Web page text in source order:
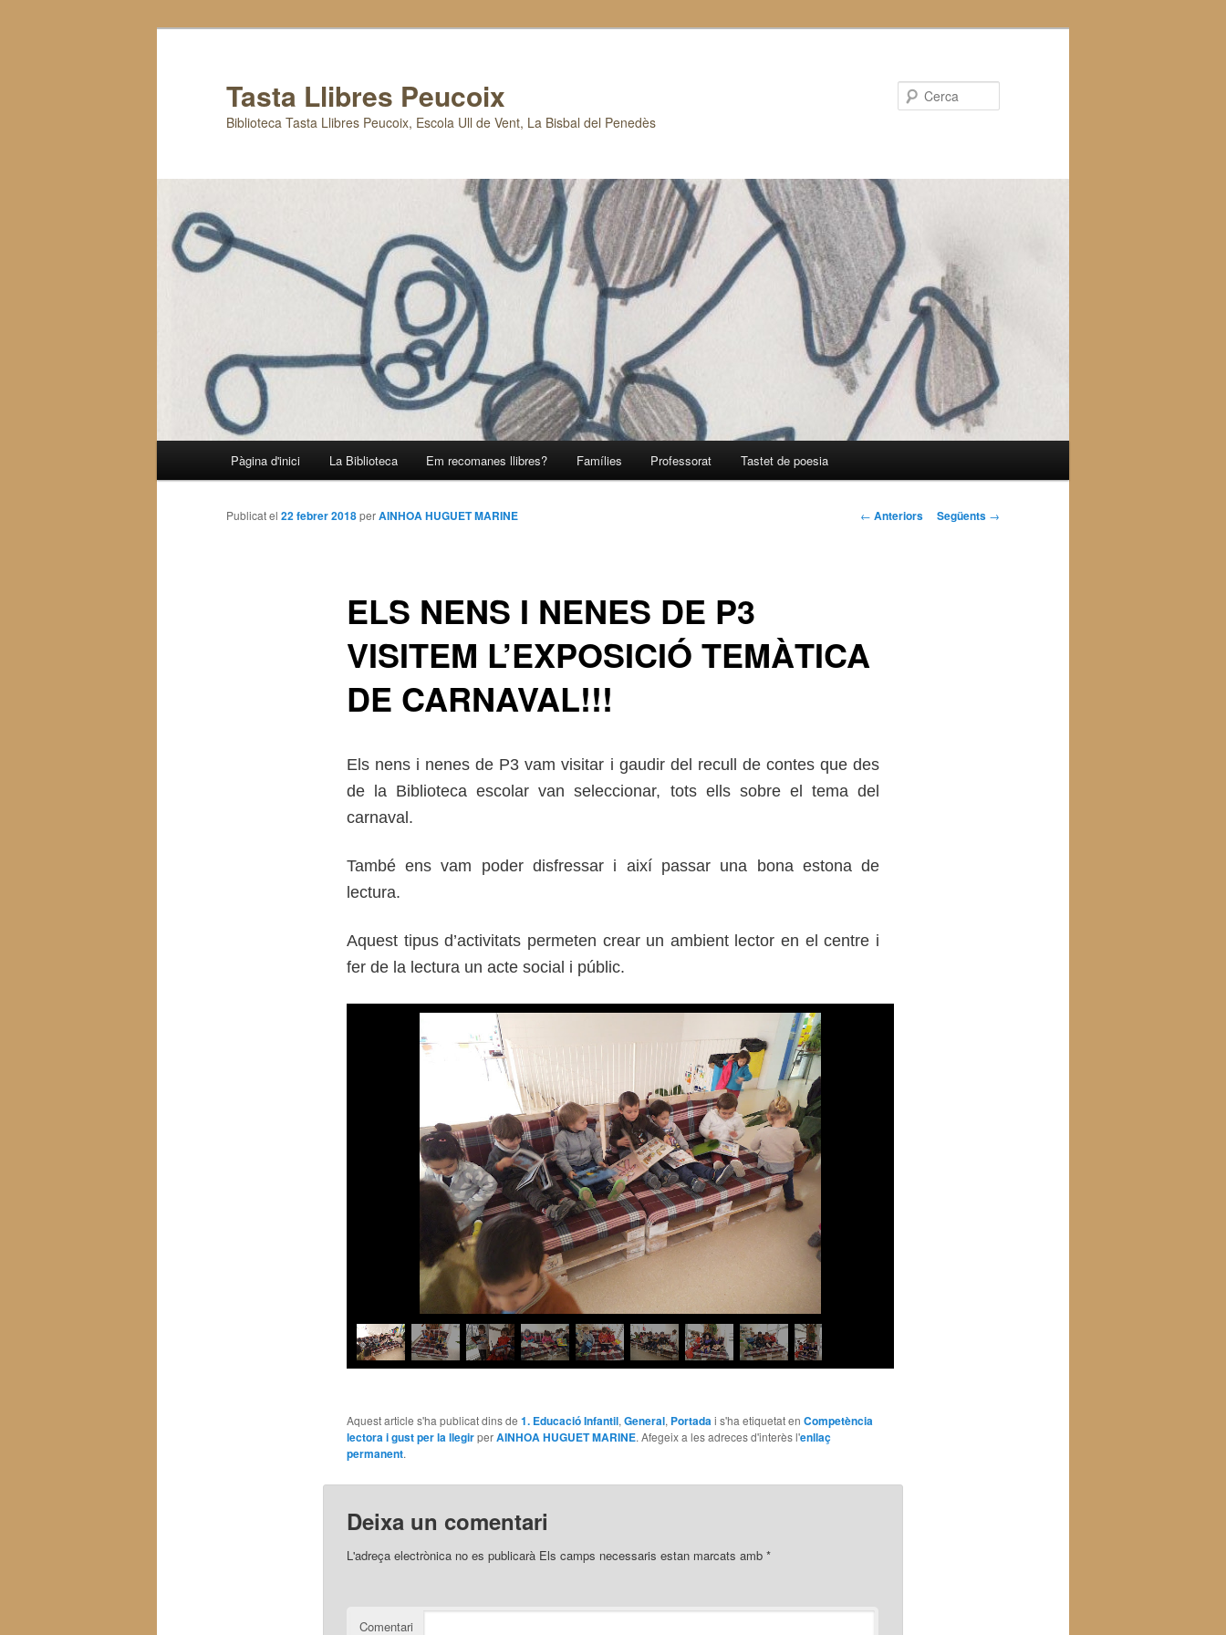
Tasta Llibres Peucoix
Biblioteca Tasta Llibres Peucoix, Escola Ull de Vent, La Bisbal del Penedès
Aneu
al
Pàgina d'inici La Biblioteca Em recomanes llibres? Famílies Professorat Tastet de poesia
Navegació
← Anteriors Següents →
ELS NENS I NENES DE P3
VISITEM L’EXPOSICIÓ TEMÀTICA
DE CARNAVAL!!!
Publicat el 22 febrer 2018perAINHOA HUGUET MARINE
Els nens i nenes de P3 vam visitar i gaudir del recull de contes que des
de la Biblioteca escolar van seleccionar, tots ells sobre el tema del
carnaval.
També ensvam poderdisfressar i així passar una bona estona de
lectura.
Aquest tipus d’activitats permeten crear un ambient lector en el centre i
fer de la lectura un acte social i públic.
Aquest article s'ha publicat dins de 1. Educació Infantil, General, Portadai s'ha etiquetat en Competència
lectora i gust per la llegirperAINHOA HUGUET MARINE. Afegeix a les adreces d'interès l'enllaç
permanent.
Deixa un comentari
L'adreça electrònica no es publicaràEls camps necessaris estan marcats amb *
Comentari